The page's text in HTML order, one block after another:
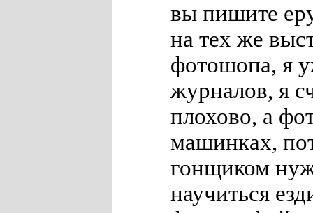
вы пишите
на тех же
фотошопа, я
журналов, я
плохово, а
машинках,
гонщиком
научиться